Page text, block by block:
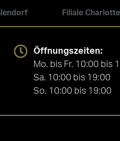
Filiale
Öffnungszeiten:
Mo. bis Fr. 10:00 bis
Sa. 10:00 bis 19:00
So. 10:00 bis 19:00